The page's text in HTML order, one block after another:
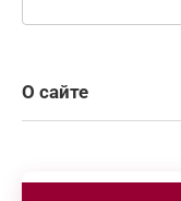
О сайте